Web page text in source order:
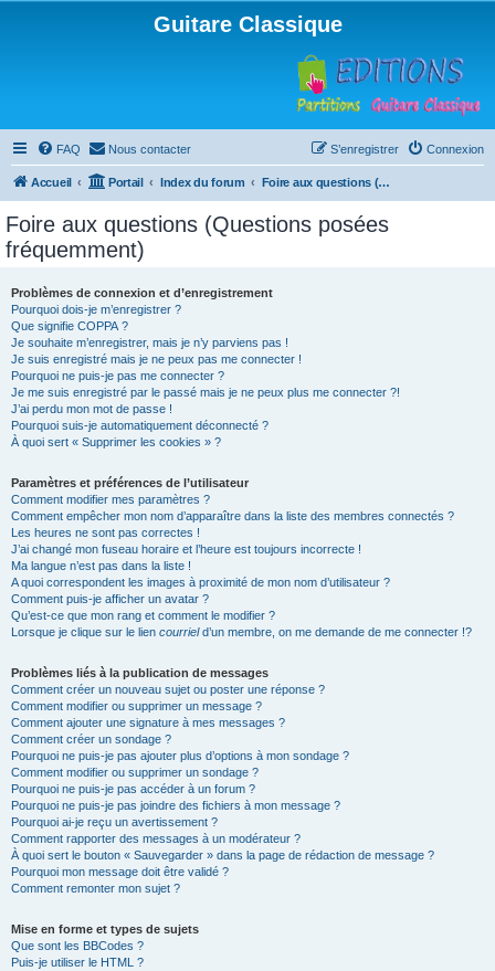
Guitare Classique
FAQ Nous contacter Connexion
S’enregistrer
Accueil Portail Index du forum Foire aux questions (Questions posées fréquemment)
Foire aux questions (Questions posées
fréquemment)
Problèmes de connexion et d’enregistrement
Pourquoi dois-je m’enregistrer ?
Que signifie COPPA ?
Je souhaite m’enregistrer, mais je n’y parviens pas !
Je suis enregistré mais je ne peux pas me connecter !
Pourquoi ne puis-je pas me connecter ?
Je me suis enregistré par le passé mais je ne peux plus me connecter ?!
J’ai perdu mon mot de passe !
Pourquoi suis-je automatiquement déconnecté ?
À quoi sert « Supprimer les cookies » ?
Paramètres et préférences de l’utilisateur
Comment modifier mes paramètres ?
Comment empêcher mon nom d’apparaître dans la liste des membres connectés ?
Les heures ne sont pas correctes !
J’ai changé mon fuseau horaire et l’heure est toujours incorrecte !
Ma langue n’est pas dans la liste !
A quoi correspondent les images à proximité de mon nom d’utilisateur ?
Comment puis-je afficher un avatar ?
Qu’est-ce que mon rang et comment le modifier ?
Lorsque je clique sur le lien courrield’un membre, on me demande de me connecter !?
Problèmes liés à la publication de messages
Comment créer un nouveau sujet ou poster une réponse ?
Comment modifier ou supprimer un message ?
Comment ajouter une signature à mes messages ?
Comment créer un sondage ?
Pourquoi ne puis-je pas ajouter plus d’options à mon sondage ?
Comment modifier ou supprimer un sondage ?
Pourquoi ne puis-je pas accéder à un forum ?
Pourquoi ne puis-je pas joindre des fichiers à mon message ?
Pourquoi ai-je reçu un avertissement ?
Comment rapporter des messages à un modérateur ?
À quoi sert le bouton « Sauvegarder » dans la page de rédaction de message ?
Pourquoi mon message doit être validé ?
Comment remonter mon sujet ?
Mise en forme et types de sujets
Que sont les BBCodes ?
Puis-je utiliser le HTML ?